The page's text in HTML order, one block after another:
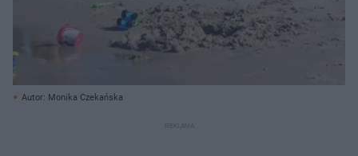
Autor: Monika Czekańska